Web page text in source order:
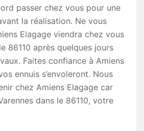
passer chez vous pour une
la réalisation. Ne vous
Elagage viendra chez vous
86110 après quelques jours
Faites confiance à Amiens
ennuis s’envoleront. Nous
chez Amiens Elagage car
dans le 86110, votre